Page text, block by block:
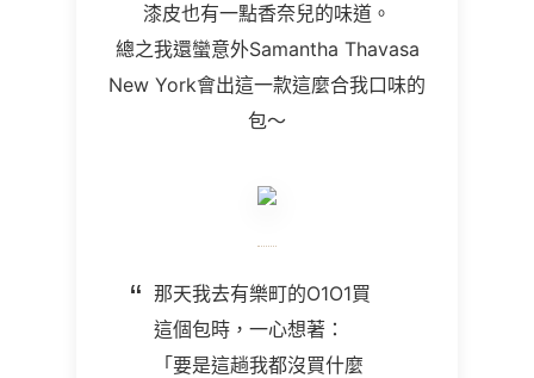
漆皮也有一點香奈兒的味道。
總之我還蠻意外Samantha Thavasa
New York會出這一款這麼合我口味的
包～
那天我去有樂町的O1O1買
這個包時，一心想著：
「要是這趟我都沒買什麼